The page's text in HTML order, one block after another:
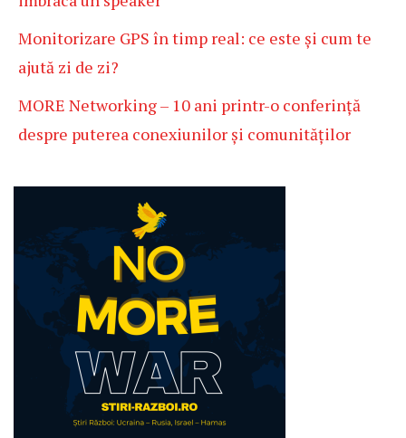
Monitorizare GPS în timp real: ce este și cum te
ajută zi de zi?
MORE Networking – 10 ani printr-o conferință
despre puterea conexiunilor și comunităților